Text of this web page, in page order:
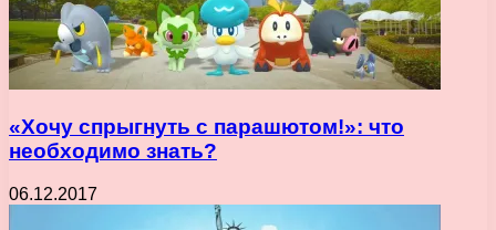
«Хочу спрыгнуть с парашютом!»: что
необходимо знать?
06.12.2017